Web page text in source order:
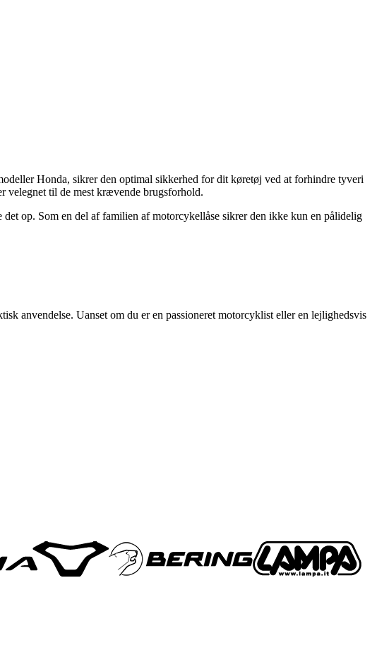
Honda, sikrer den optimal sikkerhed for dit køretøj ved at forhindre tyveri
velegnet til de mest krævende brugsforhold.
op. Som en del af familien af motorcykellåse sikrer den ikke kun en pålidelig
anvendelse. Uanset om du er en passioneret motorcyklist eller en lejlighedsvis